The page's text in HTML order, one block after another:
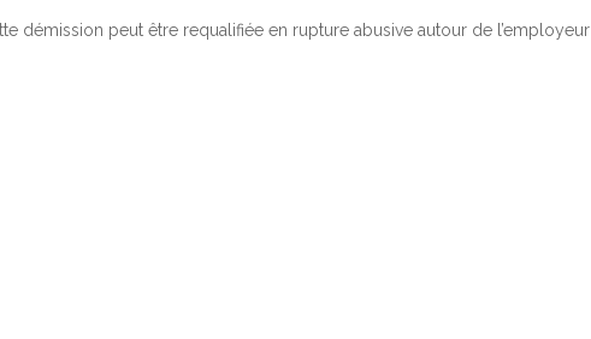
démission peut être requalifiée en rupture abusive autour de l’employeur